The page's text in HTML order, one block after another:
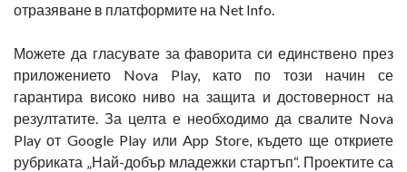
отразяване в платформите на Net Info.
Можете да гласувате за фаворита си единствено през
приложението Nova Play, като по този начин се
гарантира високо ниво на защита и достоверност на
резултатите. За целта е необходимо да свалите Nova
Play от Google Play или App Store, където ще откриете
рубриката „Най-добър младежки стартъп“. Проектите са